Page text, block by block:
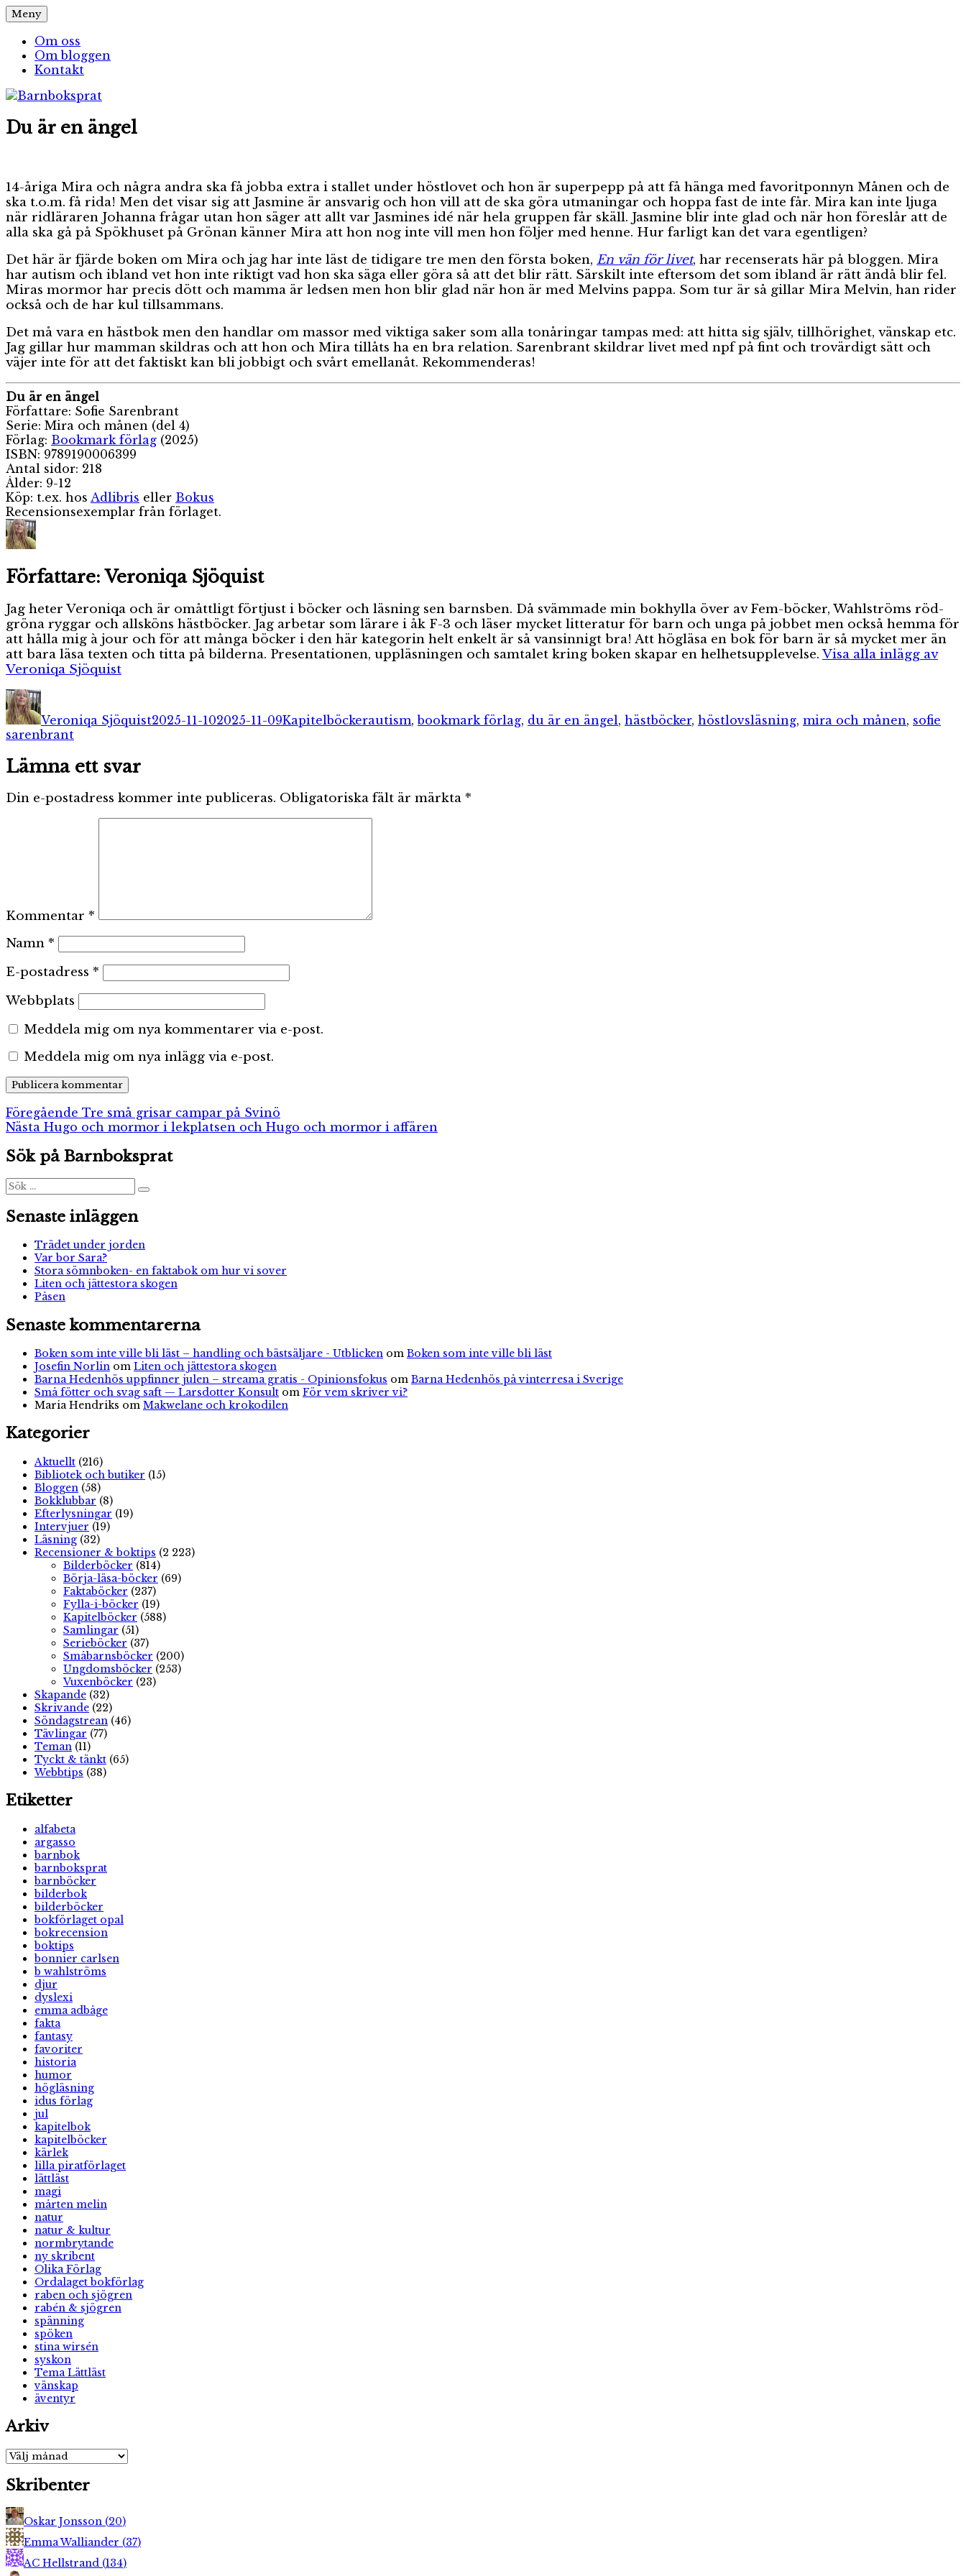
Hoppa
till
innehåll
Barnboksprat
– en blogg om barnböcker
Meny
Om oss
Om bloggen
Kontakt
Du är en ängel
14-åriga Mira och några andra ska få jobba extra i stallet under höstlovet och hon är superpepp på att få hänga med favoritponnyn Månen och de
ska t.o.m. få rida! Men det visar sig att Jasmine är ansvarig och hon vill att de ska göra utmaningar och hoppa fast de inte får. Mira kan inte ljuga
när ridläraren Johanna frågar utan hon säger att allt var Jasmines idé när hela gruppen får skäll. Jasmine blir inte glad och när hon föreslår att de
alla ska gå på Spökhuset på Grönan känner Mira att hon nog inte vill men hon följer med henne. Hur farligt kan det vara egentligen?
Det här är fjärde boken om Mira och jag har inte läst de tidigare tre men den första boken, En vän för livet, har recenserats här på bloggen. Mira
har autism och ibland vet hon inte riktigt vad hon ska säga eller göra så att det blir rätt. Särskilt inte eftersom det som ibland är rätt ändå blir fel.
Miras mormor har precis dött och mamma är ledsen men hon blir glad när hon är med Melvins pappa. Som tur är så gillar Mira Melvin, han rider
också och de har kul tillsammans.
Det må vara en hästbok men den handlar om massor med viktiga saker som alla tonåringar tampas med: att hitta sig själv, tillhörighet, vänskap etc.
Jag gillar hur mamman skildras och att hon och Mira tillåts ha en bra relation. Sarenbrant skildrar livet med npf på fint och trovärdigt sätt och
väjer inte för att det faktiskt kan bli jobbigt och svårt emellanåt. Rekommenderas!
Du är en ängel
Författare: Sofie Sarenbrant
Serie: Mira och månen (del 4)
Förlag: Bookmark förlag (2025)
ISBN: 9789190006399
Antal sidor: 218
Ålder: 9-12
Köp: t.ex. hos Adlibris eller Bokus
Recensionsexemplar från förlaget.
Författare: Veroniqa Sjöquist
Jag heter Veroniqa och är omåttligt förtjust i böcker och läsning sen barnsben. Då svämmade min bokhylla över av Fem-böcker, Wahlströms röd-
gröna ryggar och allsköns hästböcker. Jag arbetar som lärare i åk F-3 och läser mycket litteratur för barn och unga på jobbet men också hemma för
att hålla mig à jour och för att många böcker i den här kategorin helt enkelt är så vansinnigt bra! Att högläsa en bok för barn är så mycket mer än
att bara läsa texten och titta på bilderna. Presentationen, uppläsningen och samtalet kring boken skapar en helhetsupplevelse. Visa alla inlägg av
Veroniqa Sjöquist
Författare
Veroniqa Sjöquist2025-11-102025-11-09Kapitelböckerautism,bookmark förlag, du är en ängel, hästböcker, höstlovsläsning, mira och månen, sofie
sarenbrant
Lämna ett svar
Din e-postadress kommer inte publiceras. Obligatoriska fält är märkta *
Kommentar *
Namn *
E-postadress *
Webbplats
Meddela mig om nya kommentarer via e-post.
Meddela mig om nya inlägg via e-post.
Inläggsnavigering
Föregående Föregående
inlägg:
Tre små grisar campar på Svinö
Nästa Nästa
Hugo och mormor i lekplatsen och Hugo och mormor i affären
Sök på Barnboksprat
Sök
efter:
Sök
Senaste inläggen
Trädet under jorden
Var bor Sara?
Stora sömnboken- en faktabok om hur vi sover
Liten och jättestora skogen
Påsen
Senaste kommentarerna
Boken som inte ville bli läst – handling och bästsäljare - Utblicken om Boken som inte ville bli läst
Josefin Norlin om Liten och jättestora skogen
Barna Hedenhös uppfinner julen – streama gratis - Opinionsfokus om Barna Hedenhös på vinterresa i Sverige
Små fötter och svag saft — Larsdotter Konsult om För vem skriver vi?
Maria Hendriks om Makwelane och krokodilen
Kategorier
Aktuellt (216)
Bibliotek och butiker (15)
Bloggen (58)
Bokklubbar (8)
Efterlysningar (19)
Intervjuer (19)
Läsning (32)
Recensioner & boktips (2 223)
Bilderböcker (814)
Börja-läsa-böcker (69)
Faktaböcker (237)
Fylla-i-böcker (19)
Kapitelböcker (588)
Samlingar (51)
Serieböcker (37)
Småbarnsböcker (200)
Ungdomsböcker (253)
Vuxenböcker (23)
Skapande (32)
Skrivande (22)
Söndagstrean (46)
Tävlingar (77)
Teman (11)
Tyckt & tänkt (65)
Webbtips (38)
Etiketter
alfabeta
argasso
barnbok
barnboksprat
barnböcker
bilderbok
bilderböcker
bokförlaget opal
bokrecension
boktips
bonnier carlsen
b wahlströms
djur
dyslexi
emma adbåge
fakta
fantasy
favoriter
historia
humor
högläsning
idus förlag
jul
kapitelbok
kapitelböcker
kärlek
lilla piratförlaget
lättläst
magi
mårten melin
natur
natur & kultur
normbrytande
ny skribent
Olika Förlag
Ordalaget bokförlag
raben och sjögren
rabén & sjögren
spänning
spöken
stina wirsén
syskon
Tema Lättläst
vänskap
äventyr
Arkiv
Arkiv
Skribenter
Oskar Jonsson (20)
Emma Walliander (37)
AC Hellstrand (134)